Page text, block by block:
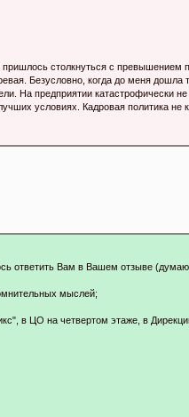
столкнуться с
Безусловно, когда до меня
На предприятии катастрофически
условиях. Кадровая политика не
ответить Вам в Вашем отзыве
мыслей;
в ЦО на четвертом этаже, в